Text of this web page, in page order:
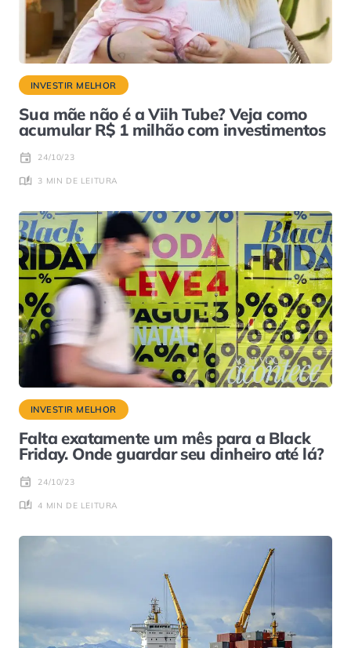
INVESTIR MELHOR
Sua mãe não é a Viih Tube? Veja como
acumular R$ 1 milhão com investimentos
24/10/23
3 MIN DE LEITURA
INVESTIR MELHOR
Falta exatamente um mês para a Black
Friday. Onde guardar seu dinheiro até lá?
24/10/23
4 MIN DE LEITURA